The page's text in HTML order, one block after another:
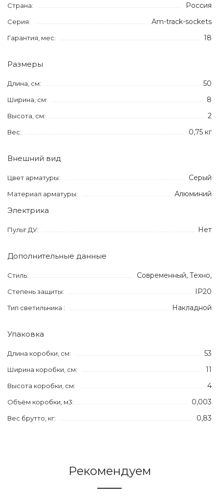
Страна: Россия
Серия: Am-track-sockets
Гарантия, мес: 18
Размеры
Длина, см: 50
Ширина, см: 8
Высота, см: 2
Вес: 0,75 кг
Внешний вид
Цвет арматуры: Серый
Материал арматуры: Алюминий
Электрика
Пульт ДУ: Нет
Дополнительные данные
Стиль: Современный, Техно,
Степень защиты: IP20
Тип светильника : Накладной
Упаковка
Длина коробки, см: 53
Ширина коробки, см: 11
Высота коробки, см: 4
Объём коробки, м3: 0,003
Вес брутто, кг: 0,83
Рекомендуем